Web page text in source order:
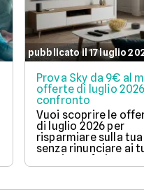
pubblicato il 17 luglio
Prova Sky da 9€ al
offerte di luglio
confronto
Vuoi scoprire le
di luglio 2026 per
risparmiare sulla tua
senza rinunciare ai
e serie preferite?
nostra guida per